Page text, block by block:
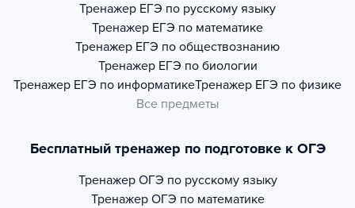
Тренажер ЕГЭ по русскому языку
Тренажер ЕГЭ по математике
Тренажер ЕГЭ по обществознанию
Тренажер ЕГЭ по биологии
Тренажер ЕГЭ по информатикеТренажер ЕГЭ по физике
Все предметы
Бесплатный тренажер по подготовке к ОГЭ
Тренажер ОГЭ по русскому языку
Тренажер ОГЭ по математике